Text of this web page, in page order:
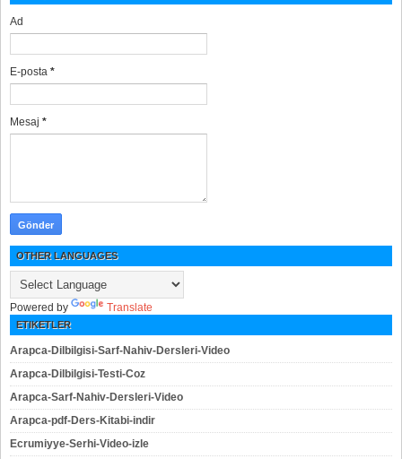
Ad
E-posta*
Mesaj*
OTHER LANGUAGES
Powered by Translate
ETIKETLER
Arapca-Dilbilgisi-Sarf-Nahiv-Dersleri-Video
Arapca-Dilbilgisi-Testi-Coz
Arapca-Sarf-Nahiv-Dersleri-Video
Arapca-pdf-Ders-Kitabi-indir
Ecrumiyye-Serhi-Video-izle